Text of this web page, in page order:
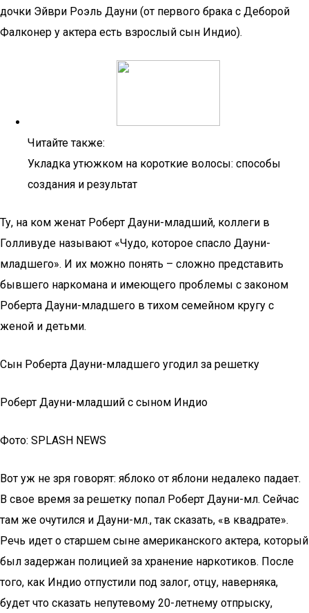
дочки Эйври Роэль Дауни (от первого брака с Деборой
Фалконер у актера есть взрослый сын Индио).
Читайте также:
Укладка утюжком на короткие волосы: способы
создания и результат
Ту, на ком женат Роберт Дауни-младший, коллеги в
Голливуде называют «Чудо, которое спасло Дауни-
младшего». И их можно понять – сложно представить
бывшего наркомана и имеющего проблемы с законом
Роберта Дауни-младшего в тихом семейном кругу с
женой и детьми.
Сын Роберта Дауни-младшего угодил за решетку
Роберт Дауни-младший с сыном Индио
Фото: SPLASH NEWS
Вот уж не зря говорят: яблоко от яблони недалеко падает.
В свое время за решетку попал Роберт Дауни-мл. Сейчас
там же очутился и Дауни-мл., так сказать, «в квадрате».
Речь идет о старшем сыне американского актера, который
был задержан полицией за хранение наркотиков. После
того, как Индио отпустили под залог, отцу, наверняка,
будет что сказать непутевому 20-летнему отпрыску,